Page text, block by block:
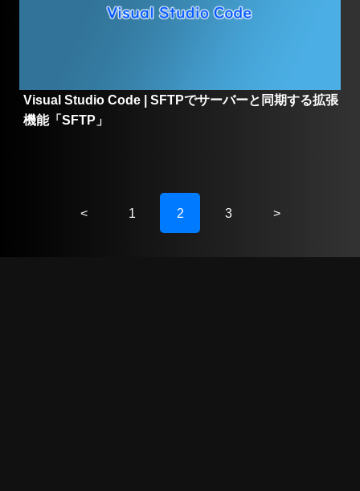
Visual Studio Code | SFTPでサーバーと同期する拡張
機能「SFTP」
< 1 2 3 >